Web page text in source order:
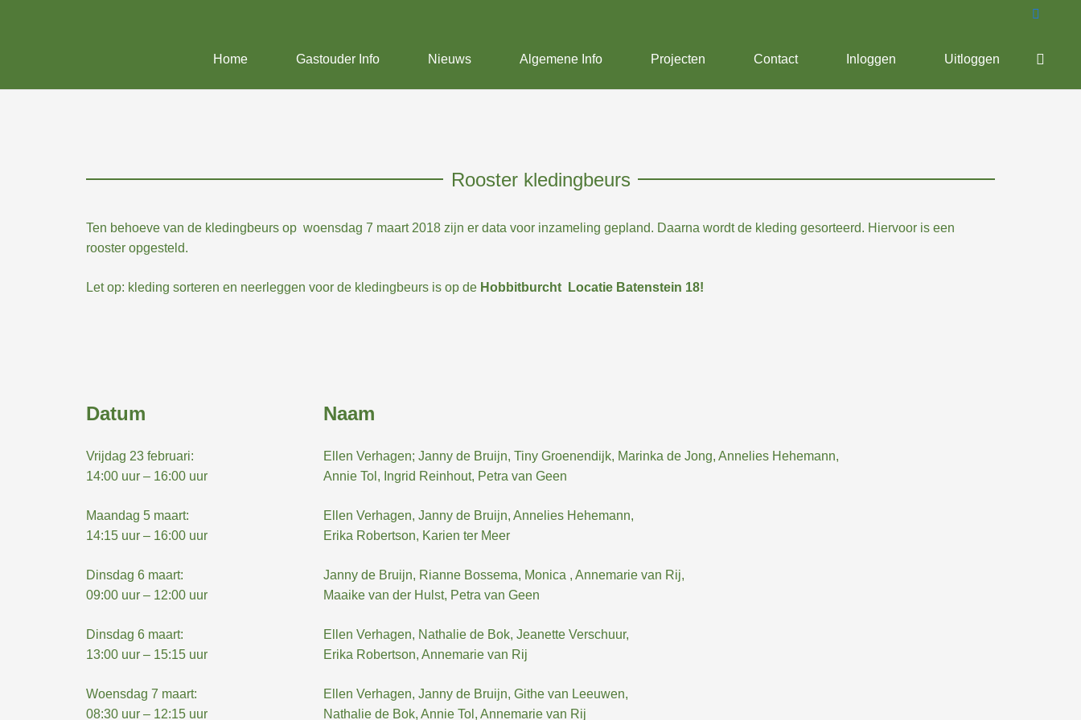
Home Gastouder Info Nieuws Algemene Info Projecten Contact Inloggen Uitloggen
Rooster kledingbeurs
Ten behoeve van de kledingbeurs op woensdag 7 maart 2018 zijn er data voor inzameling gepland. Daarna wordt de kleding gesorteerd. Hiervoor is een
rooster opgesteld.
Let op: kleding sorteren en neerleggen voor de kledingbeurs is op de Hobbitburcht Locatie Batenstein 18!
Datum
Vrijdag 23 februari:
14:00 uur – 16:00 uur
Maandag 5 maart:
14:15 uur – 16:00 uur
Dinsdag 6 maart:
09:00 uur – 12:00 uur
Dinsdag 6 maart:
13:00 uur – 15:15 uur
Woensdag 7 maart:
08:30 uur – 12:15 uur
Naam
Ellen Verhagen; Janny de Bruijn, Tiny Groenendijk, Marinka de Jong, Annelies Hehemann,
Annie Tol, Ingrid Reinhout, Petra van Geen
Ellen Verhagen, Janny de Bruijn, Annelies Hehemann,
Erika Robertson, Karien ter Meer
Janny de Bruijn, Rianne Bossema, Monica , Annemarie van Rij,
Maaike van der Hulst, Petra van Geen
Ellen Verhagen, Nathalie de Bok, Jeanette Verschuur,
Erika Robertson, Annemarie van Rij
Ellen Verhagen, Janny de Bruijn, Githe van Leeuwen,
Nathalie de Bok, Annie Tol, Annemarie van Rij